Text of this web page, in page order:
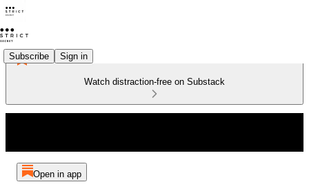
Subscribe Sign in
Watch distraction-free on Substack
Open in app